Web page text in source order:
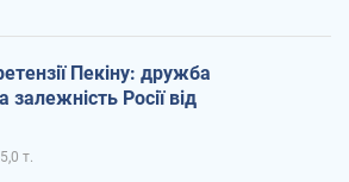
Пекіну: дружба
Росії від
5,0 т.